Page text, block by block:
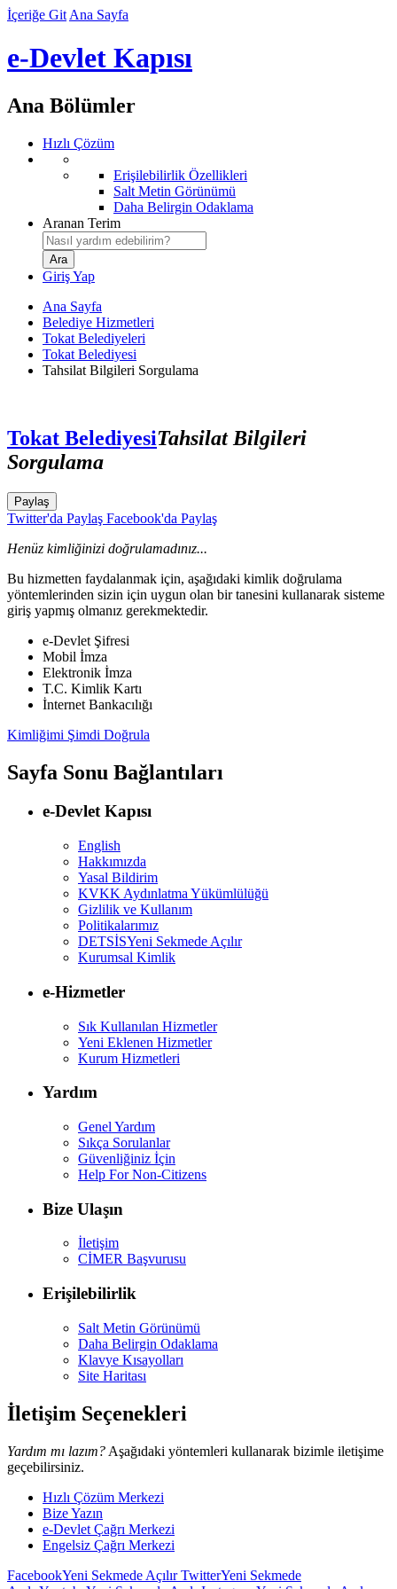
İçeriğe Git Ana Sayfa
e-Devlet Kapısı
Ana Bölümler
Hızlı Çözüm
Erişilebilirlik Özellikleri
Salt Metin Görünümü
Daha Belirgin Odaklama
Aranan Terim
Giriş Yap
Ana Sayfa
Belediye Hizmetleri
Tokat Belediyeleri
Tokat Belediyesi
Tahsilat Bilgileri Sorgulama
Tokat BelediyesiTahsilat Bilgileri
Sorgulama
Paylaş
Twitter'da Paylaş Facebook'da Paylaş
Henüz kimliğinizi doğrulamadınız...
Bu hizmetten faydalanmak için, aşağıdaki kimlik doğrulama
yöntemlerinden sizin için uygun olan bir tanesini kullanarak sisteme
giriş yapmış olmanız gerekmektedir.
e-Devlet Şifresi
Mobil İmza
Elektronik İmza
T.C. Kimlik Kartı
İnternet Bankacılığı
Kimliğimi Şimdi Doğrula
Sayfa Sonu Bağlantıları
e-Devlet Kapısı
English
Hakkımızda
Yasal Bildirim
KVKK Aydınlatma Yükümlülüğü
Gizlilik ve Kullanım
Politikalarımız
DETSİSYeni Sekmede Açılır
Kurumsal Kimlik
e-Hizmetler
Sık Kullanılan Hizmetler
Yeni Eklenen Hizmetler
Kurum Hizmetleri
Yardım
Genel Yardım
Sıkça Sorulanlar
Güvenliğiniz İçin
Help For Non-Citizens
Bize Ulaşın
İletişim
CİMER Başvurusu
Erişilebilirlik
Salt Metin Görünümü
Daha Belirgin Odaklama
Klavye Kısayolları
Site Haritası
İletişim Seçenekleri
Yardım mı lazım? Aşağıdaki yöntemleri kullanarak bizimle iletişime
geçebilirsiniz.
Hızlı Çözüm Merkezi
Bize Yazın
e-Devlet Çağrı Merkezi
Engelsiz Çağrı Merkezi
FacebookYeni Sekmede AçılırTwitterYeni Sekmede